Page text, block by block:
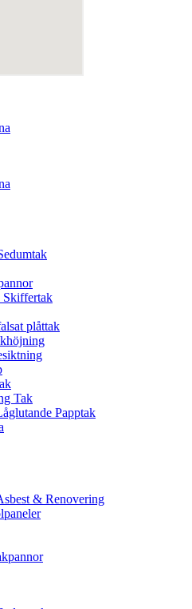
Skiffertak
plåttak
Tak
Papptak
& Renovering